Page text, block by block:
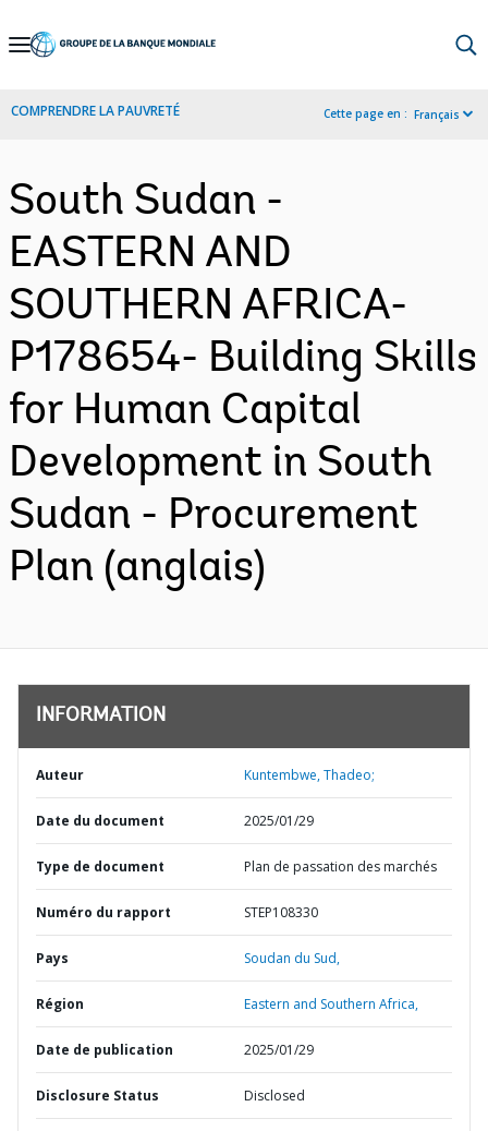
Skip
Navigation
COMPRENDRE LA PAUVRETÉ Cette page en : Français
South Sudan -
EASTERN AND
SOUTHERN AFRICA-
P178654- Building Skills
for Human Capital
Development in South
Sudan - Procurement
Plan (anglais)
INFORMATION
Auteur Kuntembwe, Thadeo;
Date du document 2025/01/29
Type de document Plan de passation des marchés
Numéro du rapport STEP108330
Pays Soudan du Sud,
Région Eastern and Southern Africa,
Date de publication 2025/01/29
Disclosure Status Disclosed